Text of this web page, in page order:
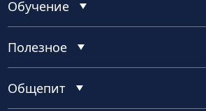
Обучение
Полезное
Общепит